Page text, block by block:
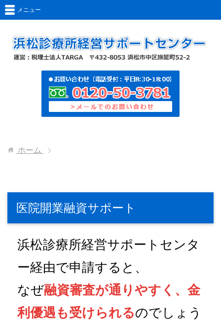
メニュー
ホーム
医院開業融資サポート
浜松診療所経営サポートセンタ
ー経由で申請すると、
なぜ融資審査が通りやすく、金
利優遇も受けられるのでしょう